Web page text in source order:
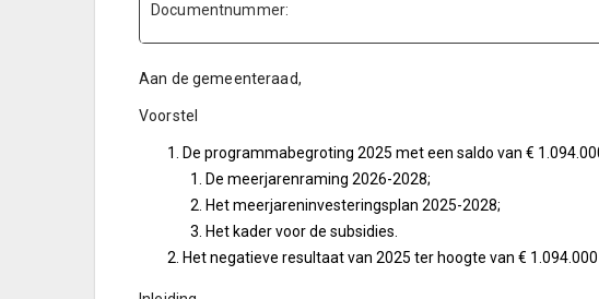
Documentnummer:
Aan de gemeenteraad,
Voorstel
De programmabegroting 2025 met een saldo van €
De meerjarenraming 2026-2028;
Het meerjareninvesteringsplan 2025-2028;
Het kader voor de subsidies.
Het negatieve resultaat van 2025 ter hoogte van €